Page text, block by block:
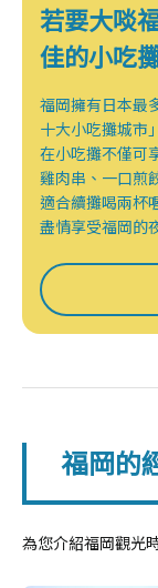
若要大啖
佳的小吃
福岡擁有日本最
十大小吃攤城市
在小吃攤不僅可
雞肉串、一口煎
適合續攤喝兩杯
盡情享受福岡的
福岡的
為您介紹福岡觀光